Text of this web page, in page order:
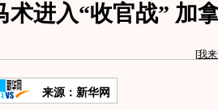
术进入“收官战” 加
[我
来源：新华网